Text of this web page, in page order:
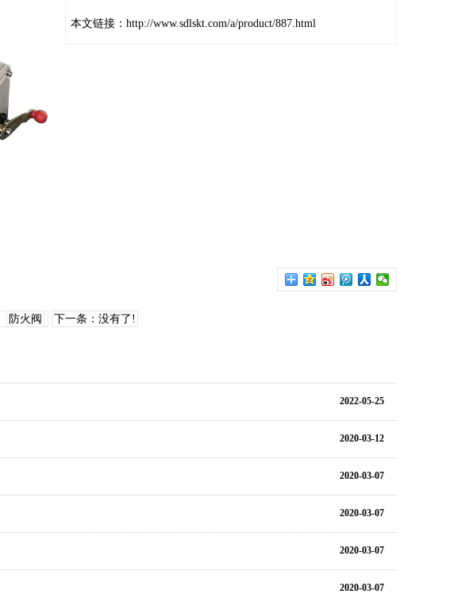
本文链接： http://www.sdlskt.com/a/product/887.html
防火阀 下一条：没有了!
2022-05-25
2020-03-12
2020-03-07
2020-03-07
2020-03-07
2020-03-07